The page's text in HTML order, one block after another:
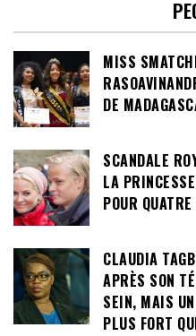
MISS
DE
SCANDALE
LA
POUR
CLAUDIA
APRÈS SON
SEIN, MAIS
PLUS FORT